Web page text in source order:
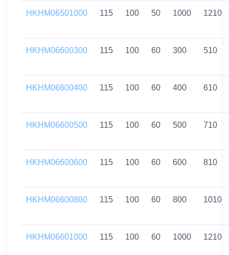
HKHM06501000 115 100 50 1000 1210
HKHM06600300 115 100 60 300 510
HKHM06600400 115 100 60 400 610
HKHM06600500 115 100 60 500 710
HKHM06600600 115 100 60 600 810
HKHM06600800 115 100 60 800 1010
HKHM06601000 115 100 60 1000 1210